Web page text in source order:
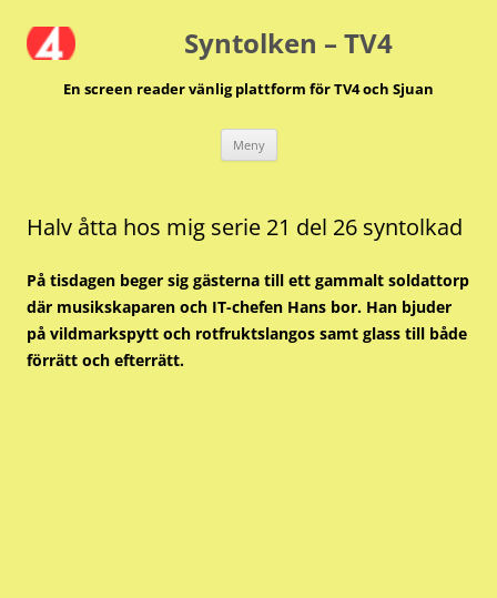
till
innehåll Syntolken – TV4
En screen reader vänlig plattform för TV4 och Sjuan
Meny
Halv åtta hos mig serie 21 del 26 syntolkad
På tisdagen beger sig gästerna till ett gammalt soldattorp
där musikskaparen och IT-chefen Hans bor. Han bjuder
på vildmarkspytt och rotfruktslangos samt glass till både
förrätt och efterrätt.